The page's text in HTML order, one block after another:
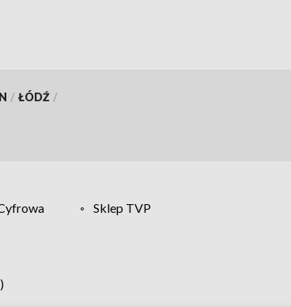
/ ŁÓDŹ /
Sklep TVP